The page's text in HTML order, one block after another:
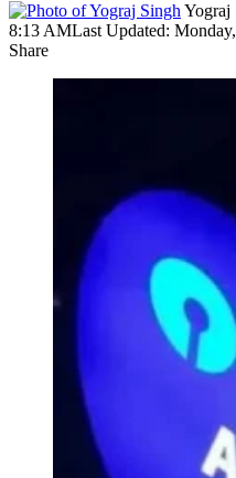
Yograj
8:13 AMLast Updated:
Share